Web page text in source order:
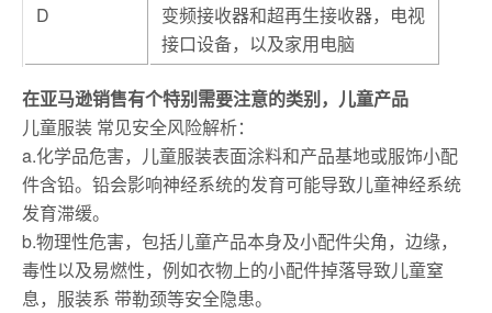
D
变频接收器和超再生接收器，电视
接口设备，以及家用电脑
在亚马逊销售有个特别需要注意的类别，儿童产品
儿童服装 常见安全风险解析：
a.化学品危害，儿童服装表面涂料和产品基地或服饰小配
件含铅。铅会影响神经系统的发育可能导致儿童神经系统
发育滞缓。
b.物理性危害，包括儿童产品本身及小配件尖角，边缘，
毒性以及易燃性，例如衣物上的小配件掉落导致儿童窒
息，服装系 带勒颈等安全隐患。